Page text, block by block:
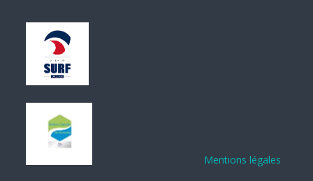
Mentions légales